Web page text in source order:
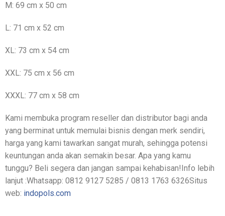
M: 69 cm x 50 cm
L: 71 cm x 52 cm
XL: 73 cm x 54 cm
XXL: 75 cm x 56 cm
XXXL: 77 cm x 58 cm
Kami membuka program reseller dan distributor bagi anda
yang berminat untuk memulai bisnis dengan merk sendiri,
harga yang kami tawarkan sangat murah, sehingga potensi
keuntungan anda akan semakin besar. Apa yang kamu
tunggu? Beli segera dan jangan sampai kehabisan!Info lebih
lanjut :Whatsapp: 0812 9127 5285 / 0813 1763 6326Situs
web: indopols.com